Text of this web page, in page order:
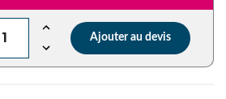
Ajouter au devis